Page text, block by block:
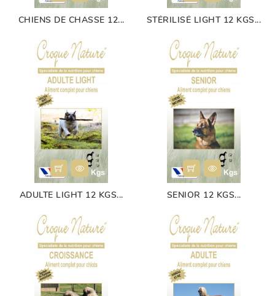
CHIENS DE CHASSE 12... STÉRILISÉ LIGHT 12 KGS...
ADULTE LIGHT 12 KGS... SENIOR 12 KGS...